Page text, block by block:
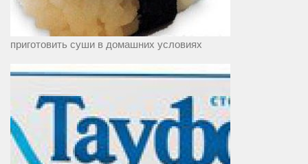
приготовить суши в домашних условиях